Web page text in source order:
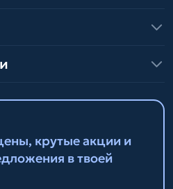
крутые акции и
в твоей